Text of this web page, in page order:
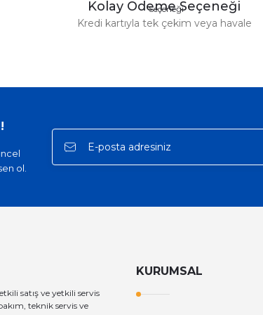
Kolay Ödeme Seçeneği
Kredi kartıyla tek çekim veya havale
ol.
satış ve yetkili servis
teknik servis ve
KURUMSAL